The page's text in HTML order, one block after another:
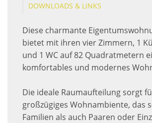
DOWNLOADS & LINKS
Diese charmante
bietet mit ihren vier Zimmern, 1
und 1 WC auf 82 Quadratmetern
komfortables und modernes
Die ideale Raumaufteilung sorgt
großzügiges Wohnambiente, das
Familien als auch Paaren oder